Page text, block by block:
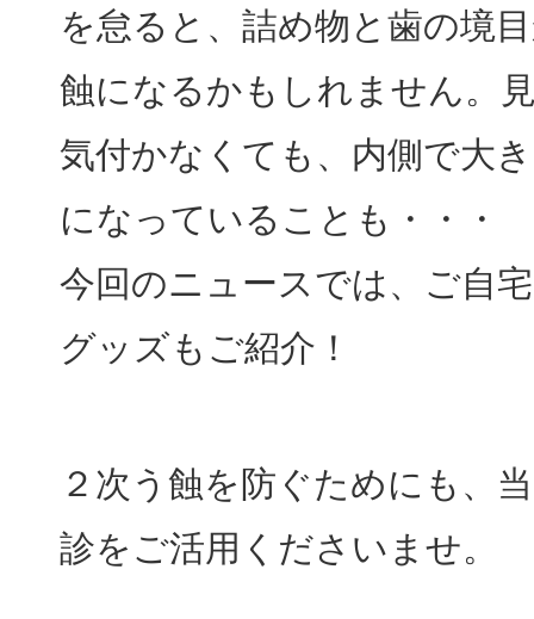
を怠ると、詰め物と歯の境
蝕になるかもしれません。
気付かなくても、内側で大
になっていることも・・・
今回のニュースでは、ご自
グッズもご紹介！
２次う蝕を防ぐためにも、
診をご活用くださいませ。